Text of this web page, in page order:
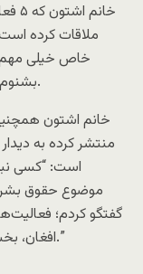
ملاقات کرده
خاص خیلی مهم
بشنوم از نظر آنها چطور می توان شرایط را تغییر داد.
خانم اشتون
منتشر کرده به
است: “کسی
موضوع حقوق بشر
گفتگو کردم؛
افغان، بخش‌های مختلف جامعه مدنی را در بر می‌گیرد.”